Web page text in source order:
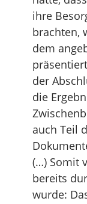
ihre
brachten,
dem
der
die
auch Teil
(…) Somit
bereits
wurde: